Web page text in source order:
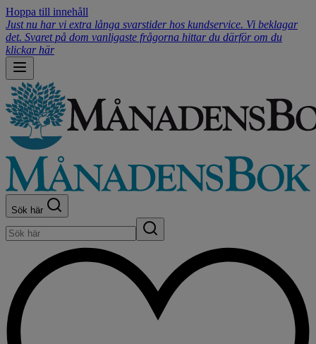
Hoppa till innehåll
Just nu har vi extra långa svarstider hos kundservice. Vi beklagar
det. Svaret på dom vanligaste frågorna hittar du därför om du
klickar här
Sök här